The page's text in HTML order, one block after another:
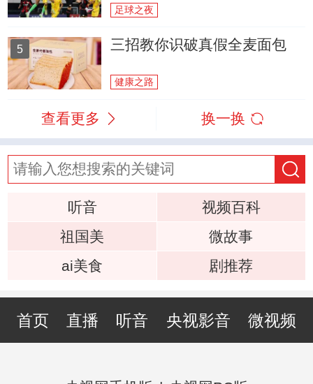
足球之夜
5 三招教你识破真假全麦面包
健康之路
查看更多 换一换
听音
视频百科
祖国美
微故事
ai美食
剧推荐
首页 直播 听音 央视影音 微视频